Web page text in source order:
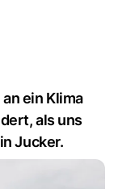
ein Klima
als uns
Jucker.